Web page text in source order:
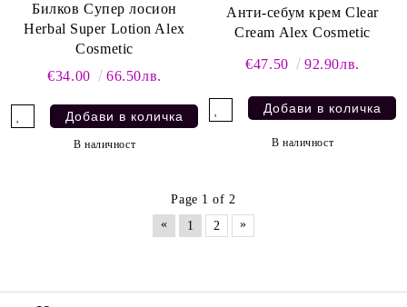
Билков Супер лосион
Herbal Super Lotion Alex
Cosmetic
€34.00
66.50лв.
В наличност
Анти-себум крем Clear
Cream Alex Cosmetic
€47.50 92.90лв.
В наличност
Page 1 of 2
«
1 2 »